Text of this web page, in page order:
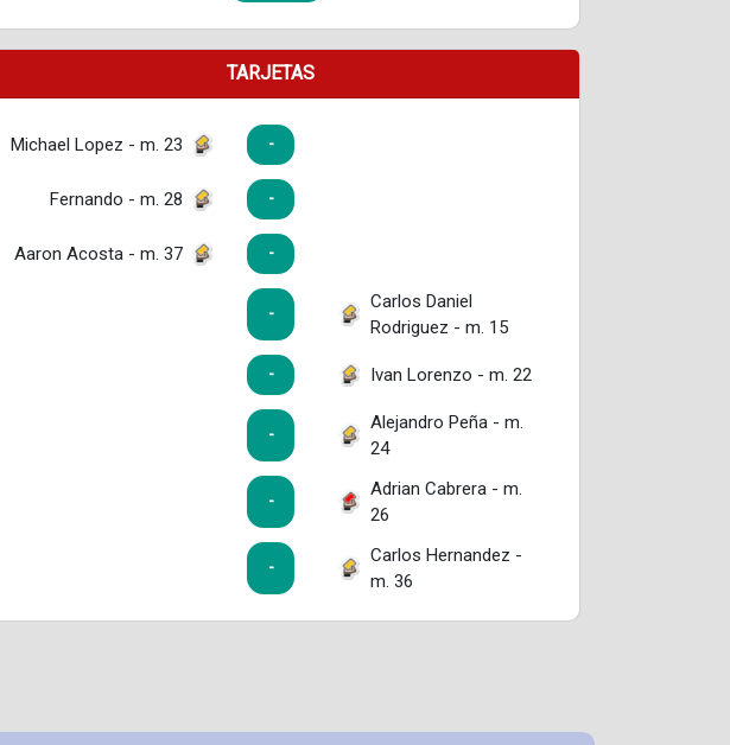
TARJETAS
Michael Lopez - m. 23 -
Fernando - m. 28 -
Aaron Acosta - m. 37 -
-
Carlos Daniel
Rodriguez - m. 15
- Ivan Lorenzo - m. 22
-
Alejandro Peña - m.
24
-
Adrian Cabrera - m.
26
-
Carlos Hernandez -
m. 36